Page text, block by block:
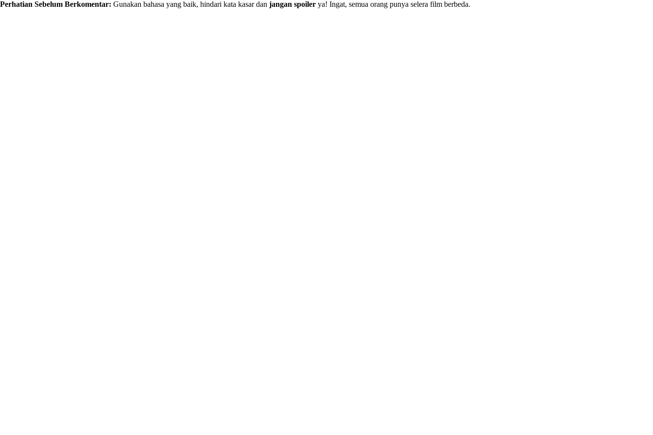
Perhatian Sebelum Berkomentar: Gunakan bahasa yang baik, hindari kata kasar dan jangan spoiler ya! Ingat, semua orang punya selera film berbeda.